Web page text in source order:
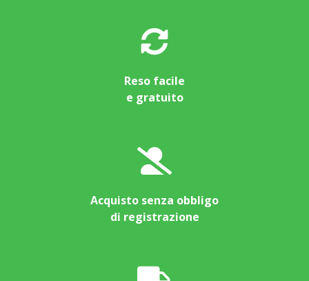
Reso facile
e gratuito
Acquisto senza obbligo
di registrazione